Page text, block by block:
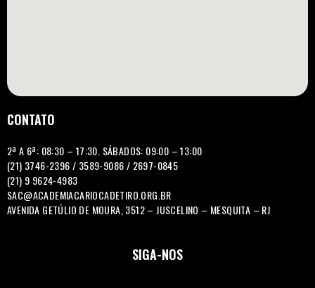
CONTATO
2ª A 6ª: 08:30 – 17:30. SÁBADOS: 09:00 – 13:00
(21) 3746-2396 / 3589-9086 / 2697-0845
(21) 9 9624-4983
SAC@ACADEMIACARIOCADETIRO.ORG.BR
AVENIDA GETÚLIO DE MOURA, 3512 – JUSCELINO – MESQUITA – RJ
SIGA-NOS